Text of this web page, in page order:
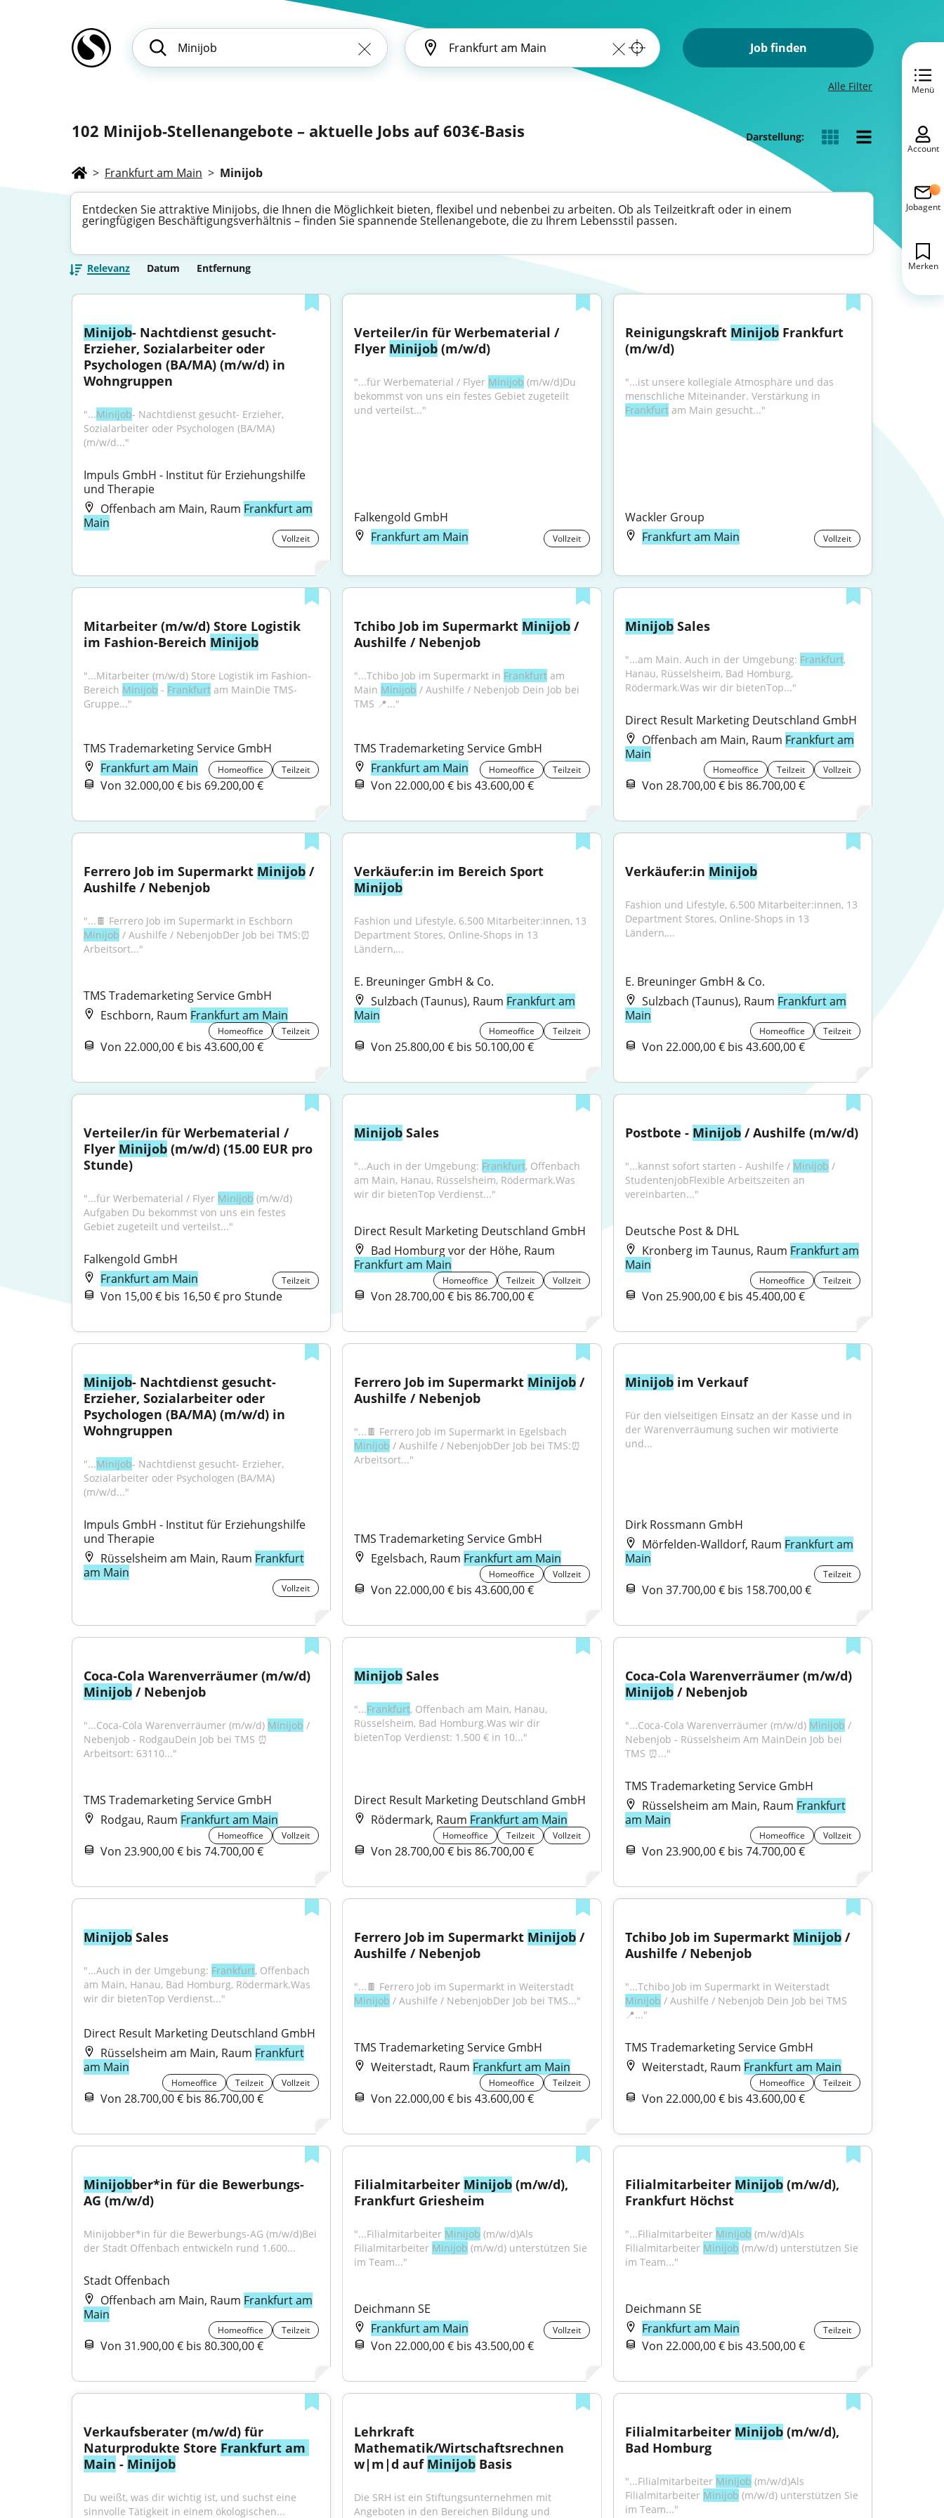
Job finden
Alle Filter
102 Minijob-Stellenangebote – aktuelle Jobs auf 603€-Basis Darstellung:
> Frankfurt am Main > Minijob
Entdecken Sie attraktive Minijobs, die Ihnen die Möglichkeit bieten, flexibel und nebenbei zu arbeiten. Ob als Teilzeitkraft oder in einem
geringfügigen Beschäftigungsverhältnis – finden Sie spannende Stellenangebote, die zu Ihrem Lebensstil passen.
Relevanz Datum Entfernung
Minijob- Nachtdienst gesucht-
Erzieher, Sozialarbeiter oder
Psychologen (BA/MA) (m/w/d) in
Wohngruppen
"...Minijob- Nachtdienst gesucht- Erzieher,
Sozialarbeiter oder Psychologen (BA/MA)
(m/w/d..."
Impuls GmbH - Institut für Erziehungshilfe
und Therapie
Offenbach am Main, Raum Frankfurt am
Main
Vollzeit
Verteiler/in für Werbematerial /
Flyer Minijob (m/w/d)
"...für Werbematerial / Flyer Minijob (m/w/d)Du
bekommst von uns ein festes Gebiet zugeteilt
und verteilst..."
Falkengold GmbH
Frankfurt am Main
Vollzeit
Reinigungskraft Minijob Frankfurt
(m/w/d)
"...ist unsere kollegiale Atmosphäre und das
Frankfurt am Main gesucht..."
Wackler Group
Frankfurt am Main
Vollzeit
Mitarbeiter (m/w/d) Store Logistik
im Fashion-Bereich Minijob
"...Mitarbeiter (m/w/d) Store Logistik im Fashion-
Bereich Minijob - Frankfurt am MainDie TMS-
Gruppe..."
TMS Trademarketing Service GmbH
Frankfurt am Main
Homeoffice Teilzeit
Von 32.000,00 € bis 69.200,00 €
Tchibo Job im Supermarkt Minijob /
Aushilfe / Nebenjob
"...Tchibo Job im Supermarkt in Frankfurt am
Main Minijob / Aushilfe / Nebenjob Dein Job bei
TMS 📍..."
TMS Trademarketing Service GmbH
Frankfurt am Main
Homeoffice Teilzeit
Von 22.000,00 € bis 43.600,00 €
Minijob Sales
"...am Main. Auch in der Umgebung: Frankfurt,
Hanau, Rüsselsheim, Bad Homburg,
Rödermark.Was wir dir bietenTop..."
Direct Result Marketing Deutschland GmbH
Offenbach am Main, Raum Frankfurt am
Main
Homeoffice Teilzeit Vollzeit
Von 28.700,00 € bis 86.700,00 €
Ferrero Job im Supermarkt Minijob /
Aushilfe / Nebenjob
Minijob / Aushilfe / NebenjobDer Job bei TMS:⏰
Arbeitsort..."
TMS Trademarketing Service GmbH
Eschborn, Raum Frankfurt am Main
Homeoffice Teilzeit
Von 22.000,00 € bis 43.600,00 €
Minijob
Fashion und Lifestyle, 6.500 Mitarbeiter:innen, 13
Department Stores, Online-Shops in 13
Ländern,...
E. Breuninger GmbH & Co.
Sulzbach (Taunus), Raum Frankfurt am
Main
Homeoffice Teilzeit
Von 25.800,00 € bis 50.100,00 €
Verkäufer:in Minijob
Fashion und Lifestyle, 6.500 Mitarbeiter:innen, 13
Department Stores, Online-Shops in 13
Ländern,...
E. Breuninger GmbH & Co.
Sulzbach (Taunus), Raum Frankfurt am
Main
Homeoffice Teilzeit
Von 22.000,00 € bis 43.600,00 €
Verteiler/in für Werbematerial /
Flyer Minijob (m/w/d) (15.00 EUR pro
Stunde)
"...für Werbematerial / Flyer Minijob (m/w/d)
Aufgaben Du bekommst von uns ein festes
Gebiet zugeteilt und verteilst..."
Falkengold GmbH
Frankfurt am Main
Teilzeit
Von 15,00 € bis 16,50 € pro Stunde
Minijob Sales
"...Auch in der Umgebung: Frankfurt, Offenbach
am Main, Hanau, Rüsselsheim, Rödermark.Was
wir dir bietenTop Verdienst..."
Direct Result Marketing Deutschland GmbH
Bad Homburg vor der Höhe, Raum
Frankfurt am Main
Homeoffice Teilzeit Vollzeit
Von 28.700,00 € bis 86.700,00 €
Postbote - Minijob / Aushilfe (m/w/d)
"...kannst sofort starten - Aushilfe / Minijob /
StudentenjobFlexible Arbeitszeiten an
vereinbarten..."
Deutsche Post & DHL
Kronberg im Taunus, Raum Frankfurt am
Main
Homeoffice Teilzeit
Von 25.900,00 € bis 45.400,00 €
Minijob- Nachtdienst gesucht-
Erzieher, Sozialarbeiter oder
Psychologen (BA/MA) (m/w/d) in
Wohngruppen
"...Minijob- Nachtdienst gesucht- Erzieher,
Sozialarbeiter oder Psychologen (BA/MA)
(m/w/d..."
Impuls GmbH - Institut für Erziehungshilfe
und Therapie
Rüsselsheim am Main, Raum Frankfurt
am Main
Vollzeit
Ferrero Job im Supermarkt Minijob /
Aushilfe / Nebenjob
Minijob / Aushilfe / NebenjobDer Job bei TMS:⏰
Arbeitsort..."
TMS Trademarketing Service GmbH
Egelsbach, Raum Frankfurt am Main
Homeoffice Vollzeit
Von 22.000,00 € bis 43.600,00 €
Minijob im Verkauf
Für den vielseitigen Einsatz an der Kasse und in
der Warenverräumung suchen wir motivierte
und...
Dirk Rossmann GmbH
Mörfelden-Walldorf, Raum Frankfurt am
Main
Teilzeit
Von 37.700,00 € bis 158.700,00 €
Minijob / Nebenjob
"...Coca-Cola Warenverräumer (m/w/d) Minijob /
Nebenjob - RodgauDein Job bei TMS ⏰
Arbeitsort: 63110..."
TMS Trademarketing Service GmbH
Rodgau, Raum Frankfurt am Main
Homeoffice Vollzeit
Von 23.900,00 € bis 74.700,00 €
Minijob Sales
"...Frankfurt, Offenbach am Main, Hanau,
Rüsselsheim, Bad Homburg.Was wir dir
bietenTop Verdienst: 1.500 € in 10..."
Direct Result Marketing Deutschland GmbH
Rödermark, Raum Frankfurt am Main
Homeoffice Teilzeit Vollzeit
Von 28.700,00 € bis 86.700,00 €
Coca-Cola Warenverräumer (m/w/d)
Minijob / Nebenjob
"...Coca-Cola Warenverräumer (m/w/d) Minijob /
Nebenjob - Rüsselsheim Am MainDein Job bei
TMS ⏰..."
TMS Trademarketing Service GmbH
Rüsselsheim am Main, Raum Frankfurt
am Main
Homeoffice Vollzeit
Von 23.900,00 € bis 74.700,00 €
Minijob Sales
"...Auch in der Umgebung: Frankfurt, Offenbach
am Main, Hanau, Bad Homburg, Rödermark.Was
wir dir bietenTop Verdienst..."
Direct Result Marketing Deutschland GmbH
Rüsselsheim am Main, Raum Frankfurt
am Main
Homeoffice Teilzeit Vollzeit
Von 28.700,00 € bis 86.700,00 €
Ferrero Job im Supermarkt Minijob /
Aushilfe / Nebenjob
Minijob / Aushilfe / NebenjobDer Job bei TMS..."
TMS Trademarketing Service GmbH
Weiterstadt, Raum Frankfurt am Main
Homeoffice Teilzeit
Von 22.000,00 € bis 43.600,00 €
Tchibo Job im Supermarkt Minijob /
Aushilfe / Nebenjob
"...Tchibo Job im Supermarkt in Weiterstadt
Minijob / Aushilfe / Nebenjob Dein Job bei TMS
📍..."
TMS Trademarketing Service GmbH
Weiterstadt, Raum Frankfurt am Main
Homeoffice Teilzeit
Von 22.000,00 € bis 43.600,00 €
Minijobber*in für die Bewerbungs-
AG (m/w/d)
Minijobber*in für die Bewerbungs-AG (m/w/d)Bei
der Stadt Offenbach entwickeln rund 1.600...
Stadt Offenbach
Offenbach am Main, Raum Frankfurt am
Main
Homeoffice Teilzeit
Von 31.900,00 € bis 80.300,00 €
Filialmitarbeiter Minijob (m/w/d),
Frankfurt Griesheim
"...Filialmitarbeiter Minijob (m/w/d)Als
Filialmitarbeiter Minijob (m/w/d) unterstützen Sie
im Team..."
Deichmann SE
Frankfurt am Main
Vollzeit
Von 22.000,00 € bis 43.500,00 €
Filialmitarbeiter Minijob (m/w/d),
Frankfurt Höchst
"...Filialmitarbeiter Minijob (m/w/d)Als
Filialmitarbeiter Minijob (m/w/d) unterstützen Sie
im Team..."
Deichmann SE
Frankfurt am Main
Teilzeit
Von 22.000,00 € bis 43.500,00 €
Verkaufsberater (m/w/d) für
Naturprodukte Store Frankfurt am
Main - Minijob
Du weißt, was dir wichtig ist, und suchst eine
sinnvolle Tätigkeit in einem ökologischen...
Lehrkraft
Mathematik/Wirtschaftsrechnen
w|m|d auf Minijob Basis
Die SRH ist ein Stiftungsunternehmen mit
Angeboten in den Bereichen Bildung und
Filialmitarbeiter Minijob (m/w/d),
Bad Homburg
"...Filialmitarbeiter Minijob (m/w/d)Als
Filialmitarbeiter Minijob (m/w/d) unterstützen Sie
im Team..."
Menü
Account
Jobagent
Merken